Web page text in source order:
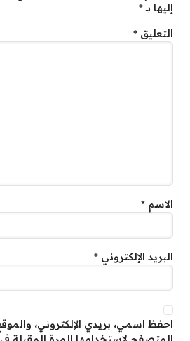
إليها بـ*
التعليق *
الاسم *
البريد الإلكتروني *
احفظ اسمي، بريدي الإلكتروني،